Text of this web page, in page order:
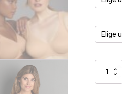
Sujetador